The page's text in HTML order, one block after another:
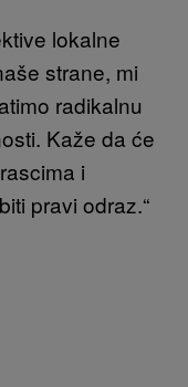
lokalne
strane, mi
radikalnu
Kaže da će
i
pravi odraz.“